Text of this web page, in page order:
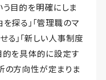
う目的を明確にしま
探る」「管理職のマ
る」「新しい人事制度
的を具体的に設定す
の方向性が定まりま